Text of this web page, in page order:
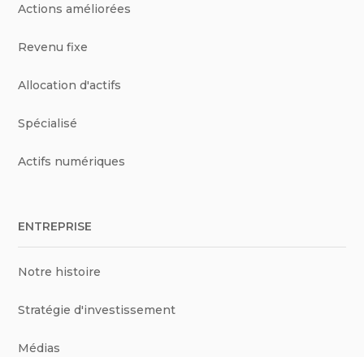
Actions améliorées
Revenu fixe
Allocation d'actifs
Spécialisé
Actifs numériques
ENTREPRISE
Notre histoire
Stratégie d'investissement
Médias